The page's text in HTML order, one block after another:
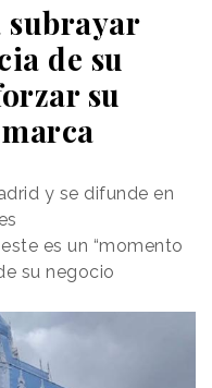
subrayar
de su
su
y se difunde en
es un “momento
su negocio